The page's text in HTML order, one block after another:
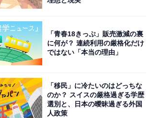
「青春18きっぷ」販売激減の裏
に何が？ 連続利用の厳格化だけ
ではない「本当の理由」
「移民」に冷たいのはどっちな
のか？ スイスの厳格過ぎる学歴
選別と、日本の曖昧過ぎる外国
人政策